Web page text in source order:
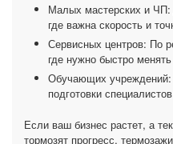
Малых мастерских и ЧП:
где важна скорость и
Сервисных центров: По
где нужно быстро
Обучающих
подготовки
Если ваш бизнес растет, а
тормозят прогресс,